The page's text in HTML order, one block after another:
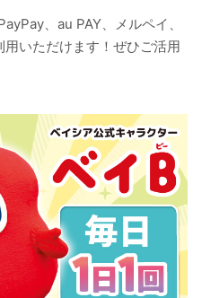
、au PAY、メルペイ、
いただけます！ぜひご活用